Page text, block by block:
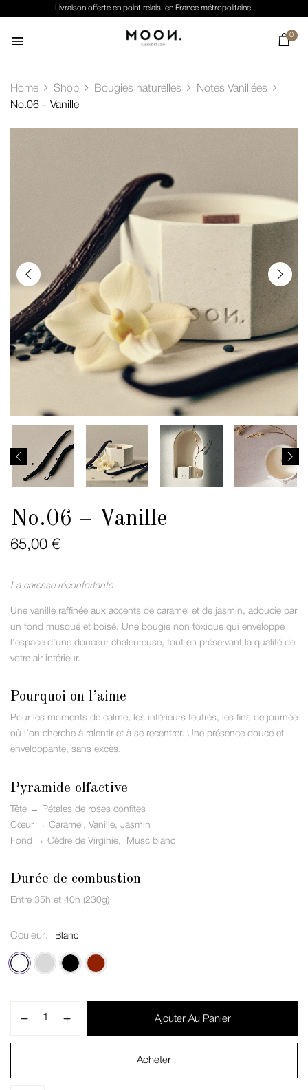
Livraison offerte en point relais, en France métropolitaine.
0
Home Shop Bougies naturelles
Notes Vanillées
No.06 – Vanille
No.06 – Vanille
65,00 €
La caresse réconfortante
Une vanille raffinée aux accents de caramel et de jasmin, adoucie par
un fond musqué et boisé. Une bougie non toxique qui enveloppe
l’espace d’une douceur chaleureuse, tout en préservant la qualité de
votre air intérieur.
Pourquoi on l’aime
Pour les moments de calme, les intérieurs feutrés, les fins de journée
où l’on cherche à ralentir et à se recentrer. Une présence douce et
enveloppante, sans excès.
Pyramide olfactive
Tête → Pétales de roses confites
Cœur → Caramel, Vanille, Jasmin
Fond → Cèdre de Virginie, Musc blanc
Durée de combustion
Entre 35h et 40h (230g)
Couleur Blanc
Ajouter Au Panier
Acheter